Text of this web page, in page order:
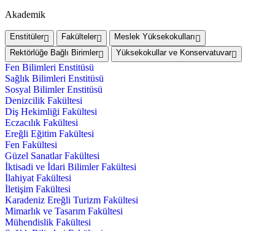
Akademik
Enstitüler Fakülteler
Meslek Yüksekokulları
Rektörlüğe Bağlı Birimler
Yüksekokullar ve Konservatuvar
Fen Bilimleri Enstitüsü
Sağlık Bilimleri Enstitüsü
Sosyal Bilimler Enstitüsü
Denizcilik Fakültesi
Diş Hekimliği Fakültesi
Eczacılık Fakültesi
Ereğli Eğitim Fakültesi
Fen Fakültesi
Güzel Sanatlar Fakültesi
İktisadi ve İdari Bilimler Fakültesi
İlahiyat Fakültesi
İletişim Fakültesi
Karadeniz Ereğli Turizm Fakültesi
Mimarlık ve Tasarım Fakültesi
Mühendislik Fakültesi